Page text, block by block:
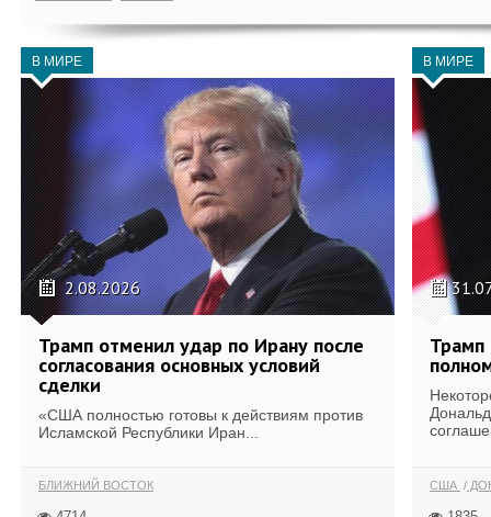
В МИРЕ
2.08.2026
Трамп отменил удар по Ирану после
согласования основных условий
сделки
«США полностью готовы к действиям против
Исламской Республики Иран...
БЛИЖНИЙ ВОСТОК
В МИРЕ
Трамп
США